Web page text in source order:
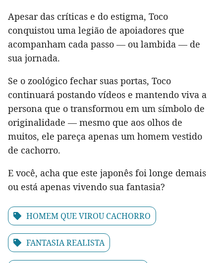
Apesar das críticas e do estigma, Toco
conquistou uma legião de apoiadores que
acompanham cada passo — ou lambida — de
sua jornada.
Se o zoológico fechar suas portas, Toco
continuará postando vídeos e mantendo viva a
persona que o transformou em um símbolo de
originalidade — mesmo que aos olhos de
muitos, ele pareça apenas um homem vestido
de cachorro.
E você, acha que este japonês foi longe demais
ou está apenas vivendo sua fantasia?
HOMEM QUE VIROU CACHORRO
FANTASIA REALISTA